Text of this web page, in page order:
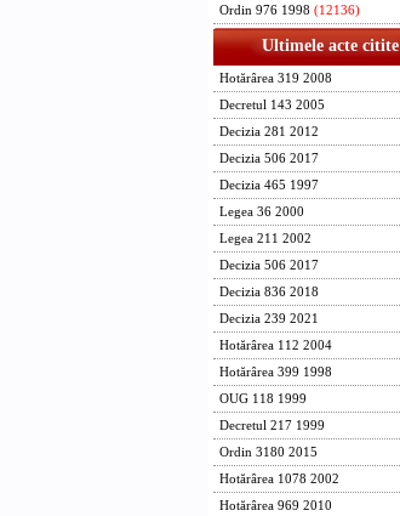
Ordin 976 1998 (12136)
Ultimele acte citite
Hotărârea 319 2008
Decretul 143 2005
Decizia 281 2012
Decizia 506 2017
Decizia 465 1997
Legea 36 2000
Legea 211 2002
Decizia 506 2017
Decizia 836 2018
Decizia 239 2021
Hotărârea 112 2004
Hotărârea 399 1998
OUG 118 1999
Decretul 217 1999
Ordin 3180 2015
Hotărârea 1078 2002
Hotărârea 969 2010